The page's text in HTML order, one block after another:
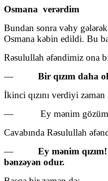
Osmana verərdim
Bundan sonra vəhy
Osmana kəbin edildi. Bu
Rəsulullah əfəndimiz ona
— Bir qızım daha
İkinci qızını verdiyi
— Ey mənim gözümün
Cavabında Rəsulullah
— Ey mənim
bənzəyən odur.